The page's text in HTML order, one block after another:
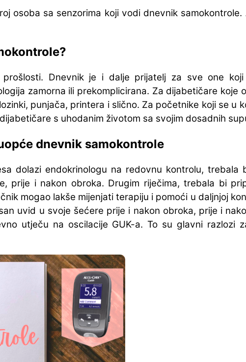
osoba sa senzorima koji vodi dnevnik
Dnevnik je i dalje prijatelj za sve one
zamorna ili prekomplicirana. Za dijabetičare koje
punjača, printera i slično. Za početnike koji se u
s uhodanim životom sa svojim dosadnih
dnevnik samokontrole
dolazi endokrinologu na redovnu kontrolu, trebala
prije i nakon obroka. Drugim riječima, trebala bi
mogao lakše mijenjati terapiju i pomoći u daljnjoj
uvid u svoje šećere prije i nakon obroka, prije i
utječu na oscilacije GUK-a. To su glavni razlozi